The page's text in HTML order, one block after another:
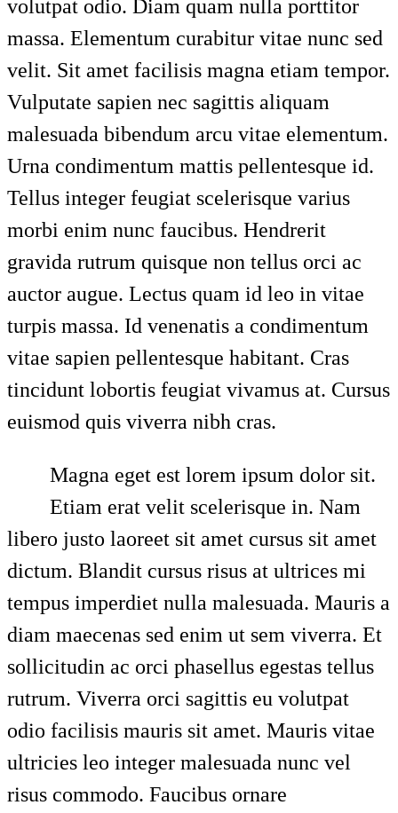
volutpat odio. Diam quam nulla porttitor
massa. Elementum curabitur vitae nunc sed
velit. Sit amet facilisis magna etiam tempor.
Vulputate sapien nec sagittis aliquam
malesuada bibendum arcu vitae elementum.
Urna condimentum mattis pellentesque id.
Tellus integer feugiat scelerisque varius
morbi enim nunc faucibus. Hendrerit
gravida rutrum quisque non tellus orci ac
auctor augue. Lectus quam id leo in vitae
turpis massa. Id venenatis a condimentum
vitae sapien pellentesque habitant. Cras
tincidunt lobortis feugiat vivamus at. Cursus
euismod quis viverra nibh cras.
Magna eget est lorem ipsum dolor sit.
Etiam erat velit scelerisque in. Nam
libero justo laoreet sit amet cursus sit amet
dictum. Blandit cursus risus at ultrices mi
tempus imperdiet nulla malesuada. Mauris a
diam maecenas sed enim ut sem viverra. Et
sollicitudin ac orci phasellus egestas tellus
rutrum. Viverra orci sagittis eu volutpat
odio facilisis mauris sit amet. Mauris vitae
ultricies leo integer malesuada nunc vel
risus commodo. Faucibus ornare